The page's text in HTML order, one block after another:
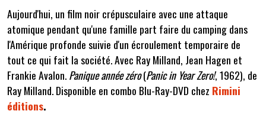
Aujourd'hui, un film noir crépusculaire avec une attaque
atomique pendant qu'une famille part faire du camping dans
l'Amérique profonde suivie d'un écroulement temporaire de
tout ce qui fait la société. Avec Ray Milland, Jean Hagen et
Frankie Avalon.Panique année zéro(Panic in Year Zero!, 1962), de
Ray Milland. Disponible en combo Blu-Ray-DVD chez Rimini
éditions.